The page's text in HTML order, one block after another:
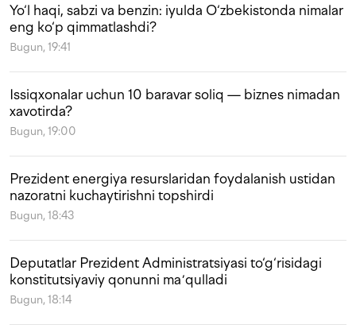
Yo‘l haqi, sabzi va benzin: iyulda O‘zbekistonda nimalar
eng ko‘p qimmatlashdi?
Bugun, 19:41
Issiqxonalar uchun 10 baravar soliq — biznes nimadan
xavotirda?
Bugun, 19:00
Prezident energiya resurslaridan foydalanish ustidan
nazoratni kuchaytirishni topshirdi
Bugun, 18:43
Deputatlar Prezident Administratsiyasi to‘g‘risidagi
konstitutsiyaviy qonunni maʼqulladi
Bugun, 18:14